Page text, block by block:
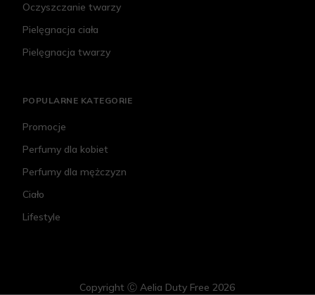
Oczyszczanie twarzy
Pielęgnacja ciała
Pielęgnacja twarzy
POPULARNE KATEGORIE
Promocje
Perfumy dla kobiet
Perfumy dla mężczyzn
Ciało
Lifestyle
Copyright Ⓒ Aelia Duty Free 2026